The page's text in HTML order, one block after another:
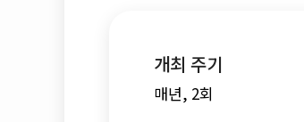
개최 주기
매년, 2회